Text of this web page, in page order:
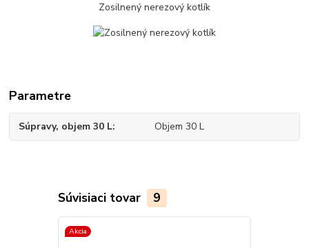
Zosilnený nerezový kotlík
Parametre
Súpravy, objem 30 L Objem 30 L
Súvisiaci tovar 9
Akcia